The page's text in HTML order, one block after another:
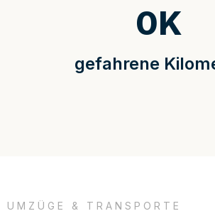
gefahrene
0K
UMZÜGE & TRANSPORTE